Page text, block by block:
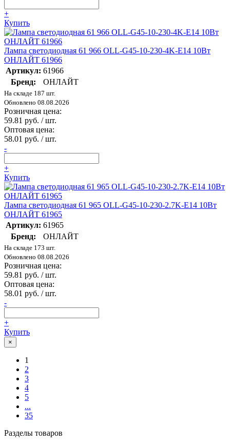
+
Купить
Лампа светодиодная 61 966 OLL-G45-10-230-4K-E14 10Вт
ОНЛАЙТ 61966
Артикул: 61966
Бренд:
ОНЛАЙТ
На складе 187 шт.
Обновлено 08.08.2026
Розничная цена:
59.81 руб. / шт.
Оптовая цена:
58.01 руб. / шт.
-
+
Купить
Лампа светодиодная 61 965 OLL-G45-10-230-2.7K-E14 10Вт
ОНЛАЙТ 61965
Артикул: 61965
Бренд:
ОНЛАЙТ
На складе 173 шт.
Обновлено 08.08.2026
Розничная цена:
59.81 руб. / шт.
Оптовая цена:
58.01 руб. / шт.
-
+
Купить
×
1
2
3
4
5
...
35
Разделы товаров